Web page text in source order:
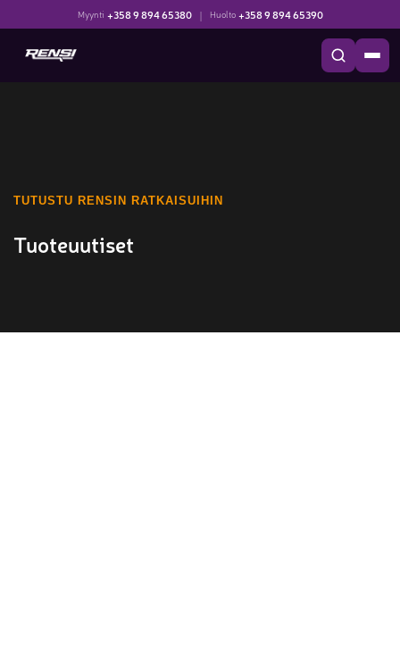
Myynti +358 9 894 65380 | Huolto +358 9 894 65390
TUTUSTU RENSIN RATKAISUIHIN
Tuoteuutiset